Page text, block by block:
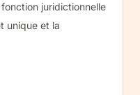
juridictionnelle
unique et la